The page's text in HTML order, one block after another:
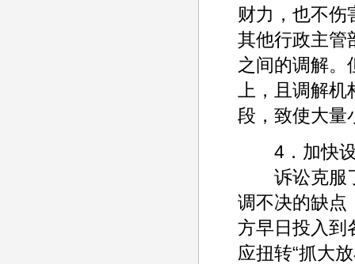
财力，也不伤
其他行政主管
之间的调解。
上，且调解
段，致使大量
4．加快设
诉讼克服了
调不决的缺点
方早日投入到
应扭转“抓大